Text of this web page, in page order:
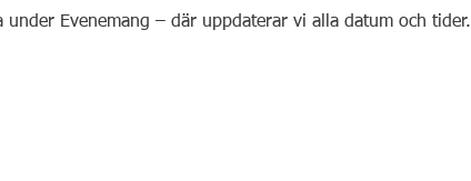
under Evenemang – där uppdaterar vi alla datum och tider.